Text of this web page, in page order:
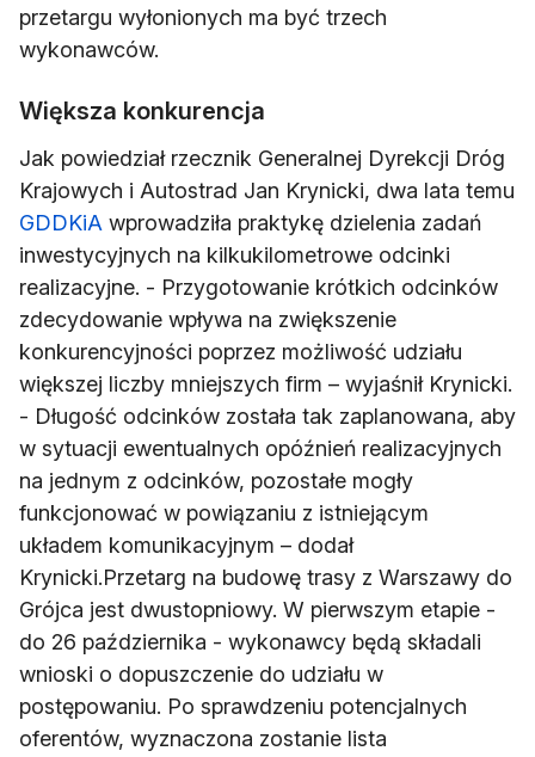
przetargu wyłonionych ma być trzech
wykonawców.
Większa konkurencja
Jak powiedział rzecznik Generalnej Dyrekcji Dróg
Krajowych i Autostrad Jan Krynicki, dwa lata temu
GDDKiA wprowadziła praktykę dzielenia zadań
inwestycyjnych na kilkukilometrowe odcinki
realizacyjne. - Przygotowanie krótkich odcinków
zdecydowanie wpływa na zwiększenie
konkurencyjności poprzez możliwość udziału
większej liczby mniejszych firm – wyjaśnił Krynicki.
- Długość odcinków została tak zaplanowana, aby
w sytuacji ewentualnych opóźnień realizacyjnych
na jednym z odcinków, pozostałe mogły
funkcjonować w powiązaniu z istniejącym
układem komunikacyjnym – dodał
Krynicki.Przetarg na budowę trasy z Warszawy do
Grójca jest dwustopniowy. W pierwszym etapie -
do 26 października - wykonawcy będą składali
wnioski o dopuszczenie do udziału w
postępowaniu. Po sprawdzeniu potencjalnych
oferentów, wyznaczona zostanie lista